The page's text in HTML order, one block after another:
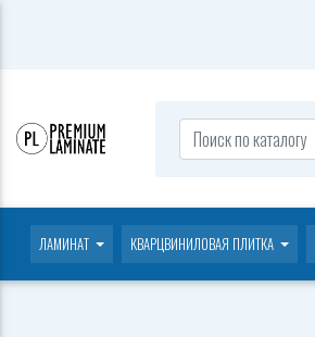
ЛАМИНАТ КВАРЦВИНИЛОВАЯ ПЛИТКА